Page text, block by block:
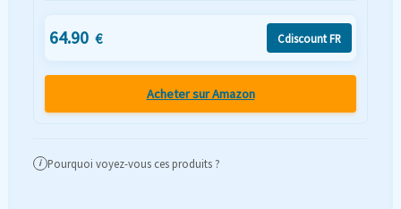
64.90 € Cdiscount FR
Acheter sur Amazon
i Pourquoi voyez-vous ces produits ?